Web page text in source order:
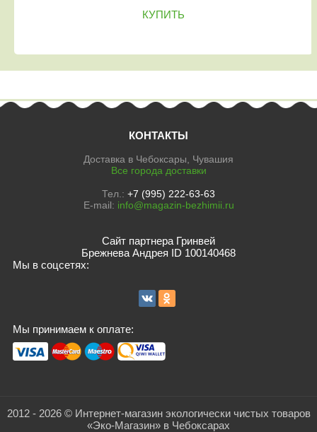
КУПИТЬ
КОНТАКТЫ
Доставка в Чебоксары, Чувашия
Все города доставки
Тел.: +7 (995) 222-63-63
E-mail: info@magazin-bezhimii.ru
Сайт партнера Гринвей
Брежнева Андрея ID 100140468
Мы в соцсетях:
Мы принимаем к оплате:
2012 - 2026 © Интернет-магазин экологически чистых товаров
«Эко-Магазин» в Чебоксарах